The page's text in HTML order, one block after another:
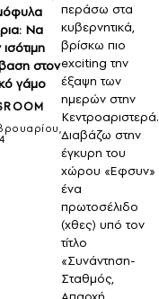
Να
στον
γάμo
περάσω στα
κυβερνητικά,
βρίσκω πιο
exciting την
έξαψη των
ημερών στην
Κεντροαριστερά.
Διαβάζω στην
έγκυρη του
χώρου «Εφσυν»
ένα
πρωτοσέλιδο
(χθες) υπό τον
τίτλο
«Συνάντηση-
Σταθμός,